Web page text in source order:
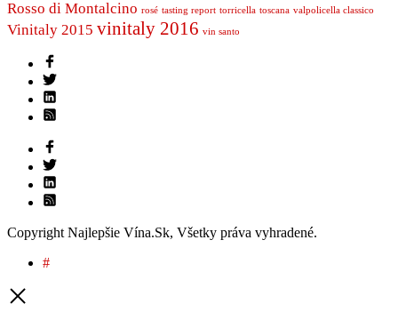
Rosso di Montalcino rosé tasting report torricella toscana valpolicella classico
Vinitaly 2015 vinitaly 2016 vin santo
Copyright Najlepšie Vína.Sk, Všetky práva vyhradené.
#